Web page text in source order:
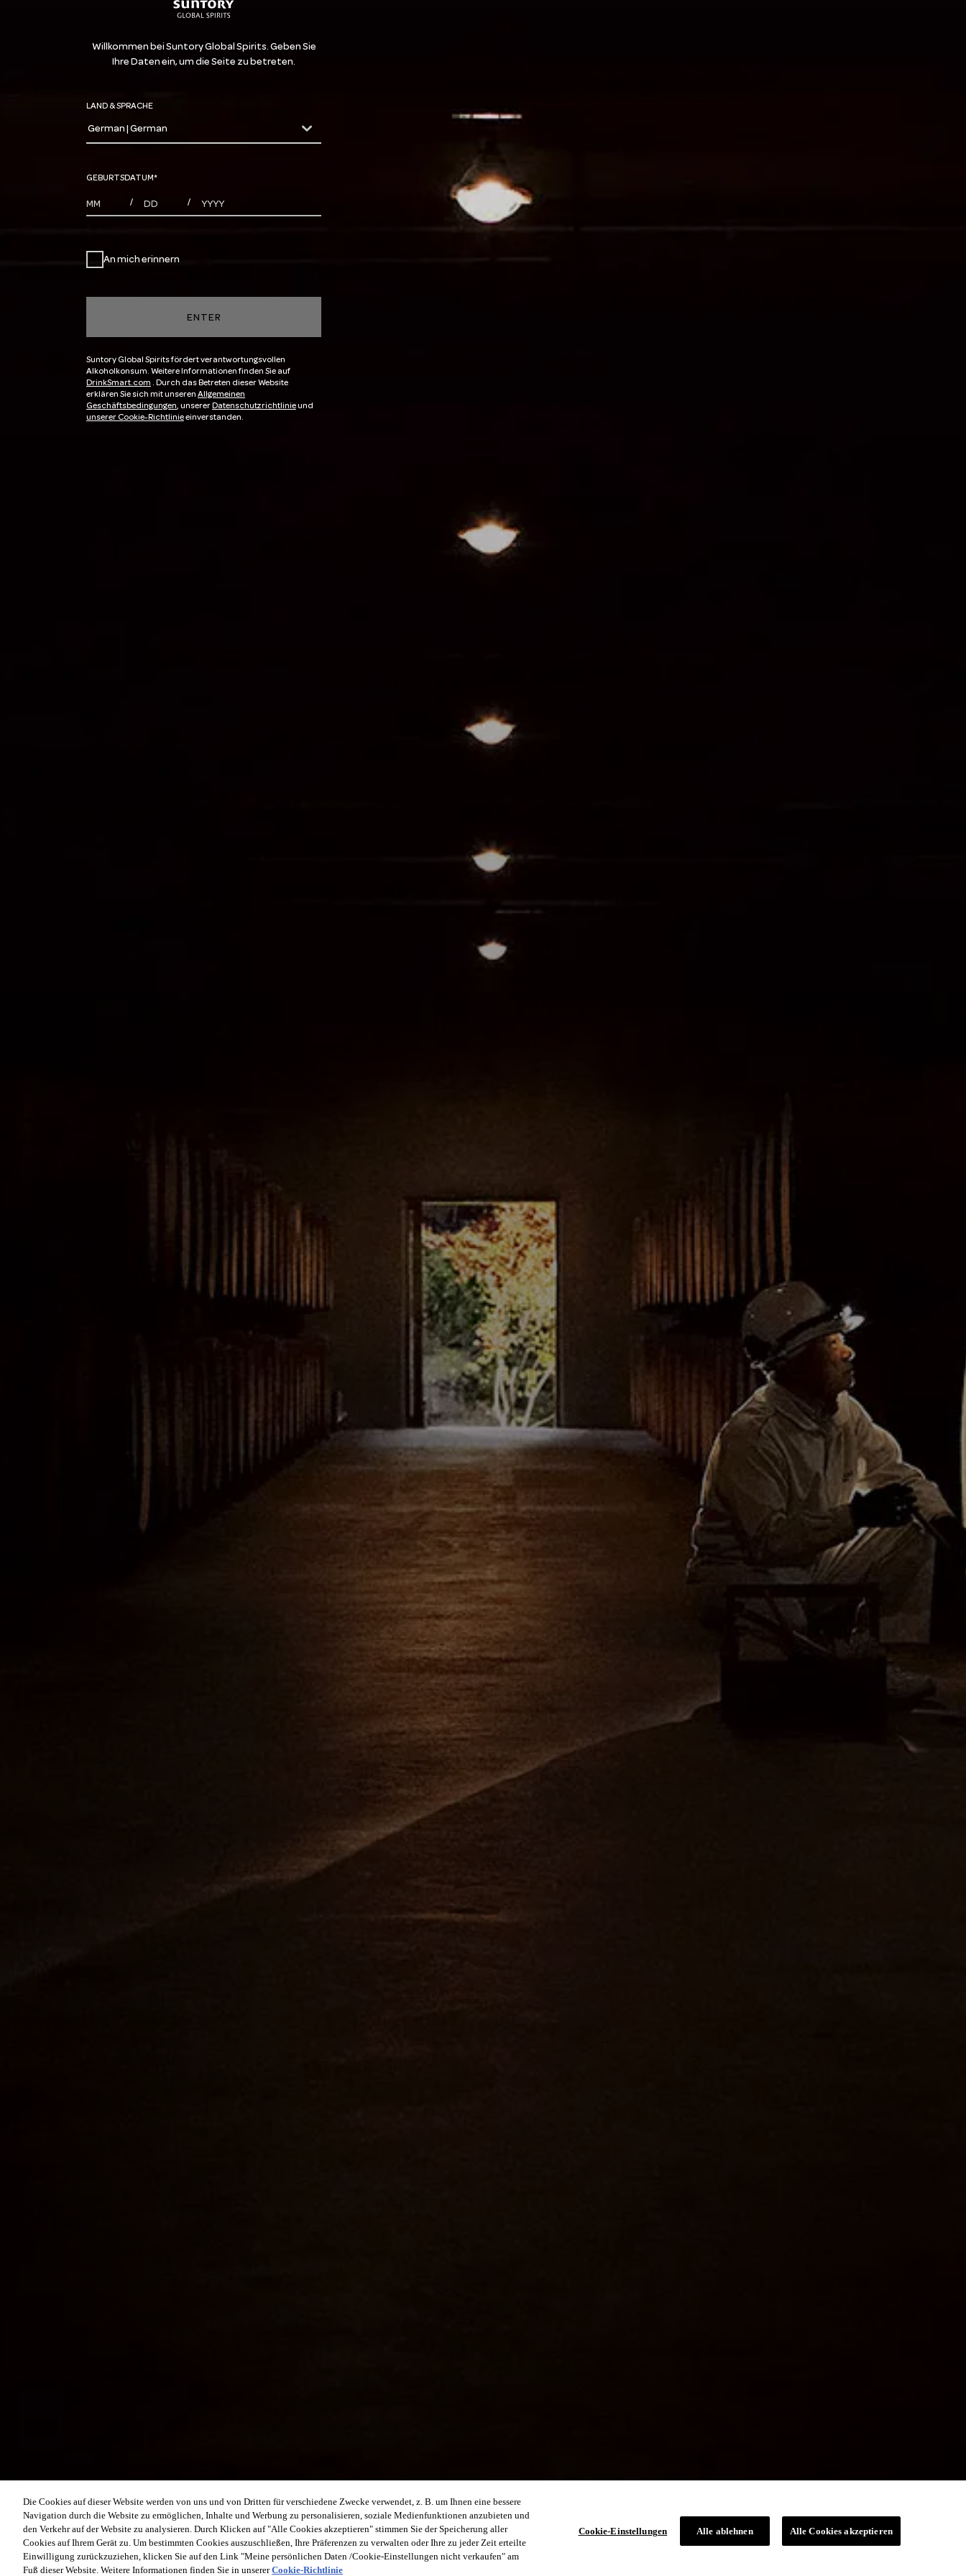
Willkommen bei Suntory Global Spirits. Geben Sie
Ihre Daten ein, um die Seite zu betreten.
LAND & SPRACHE
countryDropdown
German | German
GEBURTSDATUM*
MONTHS
/ DAYS / YEAR
An mich erinnern
ENTER
Suntory Global Spirits fördert verantwortungsvollen
Alkoholkonsum. Weitere Informationen finden Sie auf
DrinkSmart.com . Durch das Betreten dieser Website
erklären Sie sich mit unseren Allgemeinen
Geschäftsbedingungen, unsererDatenschutzrichtlinieund
unserer Cookie-Richtlinieeinverstanden.
Die Cookies auf dieser Website werden von uns und von Dritten für verschiedene Zwecke verwendet, z. B. um Ihnen eine bessere
Navigation durch die Website zu ermöglichen, Inhalte und Werbung zu personalisieren, soziale Medienfunktionen anzubieten und
den Verkehr auf der Website zu analysieren. Durch Klicken auf "Alle Cookies akzeptieren" stimmen Sie der Speicherung aller
Cookies auf Ihrem Gerät zu. Um bestimmten Cookies auszuschließen, Ihre Präferenzen zu verwalten oder Ihre zu jeder Zeit erteilte
Einwilligung zurückzuziehen, klicken Sie auf den Link "Meine persönlichen Daten /Cookie-Einstellungen nicht verkaufen" am
Fuß dieser Website. Weitere Informationen finden Sie in unsererCookie-Richtlinie
Cookie-Einstellungen Alle ablehnen Alle Cookies akzeptieren